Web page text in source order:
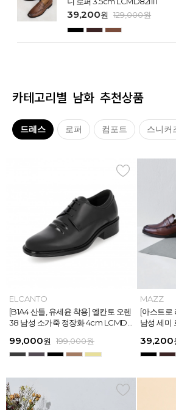
39,200원 129,000원
카테고리별 남화 추천상품
드레스 로퍼 컴포트 스니커
MAZZ
마쯔 by 엘칸토 남성 데이엔 스니커즈
3.5cm LCMS20M413
71,400원 189,000원
INTENSE
[아스트로
칸토 남성
45,900
ELCANTO
[B1A4 산들, 유세윤 착용] 엘칸토 오렌
38 남성 소가죽 정장화 4cm LCMD3
99,000원 199,000원
MAZZ
[아스트로
남성 세미
39,200
MAZZ
[박형식, 지창욱 착용] 마쯔 by 엘칸토
남성 페니 로퍼 3.5cm LCMD82I111
39,200원 129,000원
MAZZ
[안보현
쥬얼 플렉
38,250
MAZZ
마쯔 by 엘칸토 남성 데일리 컴포트화
4cm LCMF95M111
38,250원 129,000원
MAZZ
마쯔 by
즈 2.4cm
38,250
MAZZ
마쯔 by 엘칸토 남성 데이엔 스니커즈
3.5cm LCMS20M413
71,400원 189,000원
INTENSE
[아스트로
칸토 남성
45,900
ELCANTO
[B1A4 산들, 유세윤 착용] 엘칸토 오렌
38 남성 소가죽 정장화 4cm LCMD3
99,000원 199,000원
MAZZ
[아스트로
남성 세미
39,200